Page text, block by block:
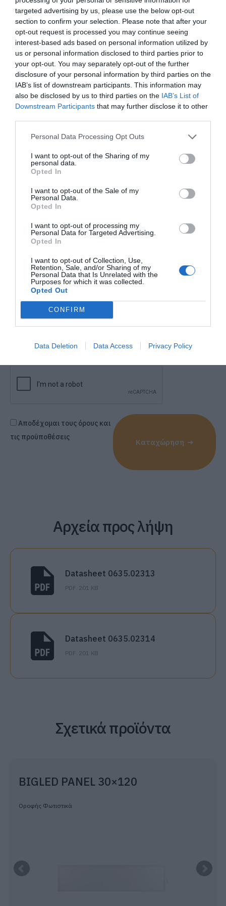
targeted advertising by us, please use the below opt-out
section to confirm your selection. Please note that after your
opt-out request is processed you may continue seeing
interest-based ads based on personal information utilized by
us or personal information disclosed to third parties prior to
your opt-out. You may separately opt-out of the further
disclosure of your personal information by third parties on the
IAB’s list of downstream participants. This information may
also be disclosed by us to third parties on the IAB’s List of
Downstream Participants that may further disclose it to other
Personal Data Processing Opt Outs
I want to opt-out of the Sharing of my
personal data.
Opted In
I want to opt-out of the Sale of my
Personal Data.
Opted In
I want to opt-out of processing my
Personal Data for Targeted Advertising.
Opted In
I want to opt-out of Collection, Use,
Retention, Sale, and/or Sharing of my
Personal Data that Is Unrelated with the
Purposes for which it was collected.
Opted Out
CONFIRM
Data Deletion Data Access Privacy Policy
ΛΑΜΠΑ G4
Όνομα* Εταιρεία*
Τηλέφωνο* Email*
Νομός*
Ταχ. Κωδ.
Μήνυμα
Αποδέχομαι τους όρους και
τις προϋποθέσεις
Καταχώρηση
Αρχεία προς λήψη
Datasheet 0635.02313
PDF 201 KB
Datasheet 0635.02314
PDF 201 KB
Σχετικά προϊόντα
BIGLED PANEL 30×120
Οροφής Φωτιστικά